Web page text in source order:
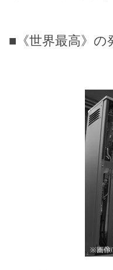
■《世界最高》の